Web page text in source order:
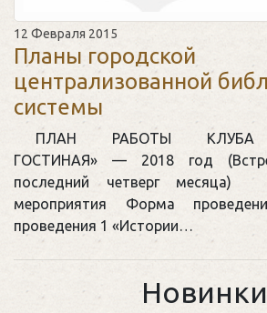
12 Февраля 2015
Планы городской
централизованной
системы
ПЛАН РАБОТЫ КЛУБА
ГОСТИНАЯ» — 2018 год
последний четверг
мероприятия Форма
проведения 1 «Истории…
Новинки